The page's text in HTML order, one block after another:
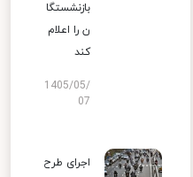
بازنشستگا
ن را اعلام
کند
1405/05/
07
اجرای طرح